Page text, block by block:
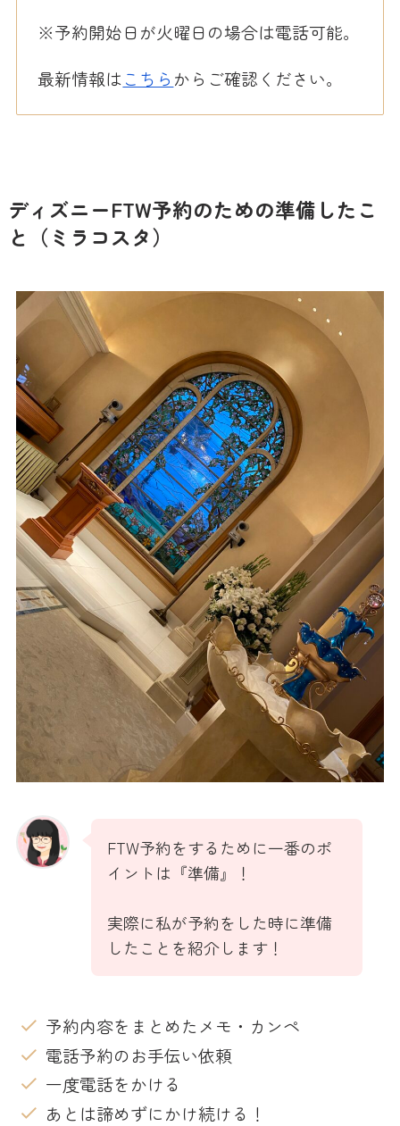
※予約開始日が火曜日の場合は電話可能。
最新情報はこちら からご確認ください。
ディズニーFTW予約のための準備したこ
と（ミラコスタ）
FTW予約をするために一番のポ
イントは『準備』！
実際に私が予約をした時に準備
したことを紹介します！
予約内容をまとめたメモ・カンペ
電話予約のお手伝い依頼
一度電話をかける
あとは諦めずにかけ続ける！